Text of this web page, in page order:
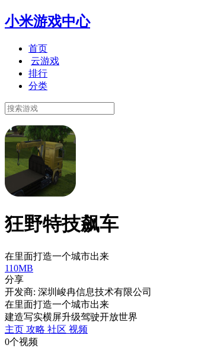
小米游戏中心
首页
云游戏
排行
分类
狂野特技飙车
在里面打造一个城市出来
110MB
分享
开发商: 深圳峻冉信息技术有限公司
在里面打造一个城市出来
建造写实横屏升级驾驶开放世界
主页 攻略 社区 视频
0个视频